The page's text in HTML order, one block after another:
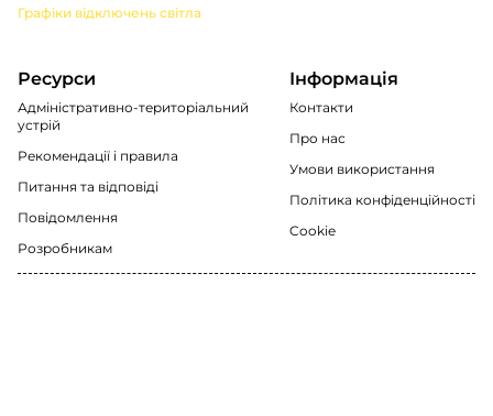
Графіки відключень світла
Ресурси
Адміністративно-територіальний
устрій
Рекомендації i правила
Питання та відповіді
Повідомлення
Розробникам
Інформація
Контакти
Про нас
Умови використання
Політика конфіденційності
Cookie